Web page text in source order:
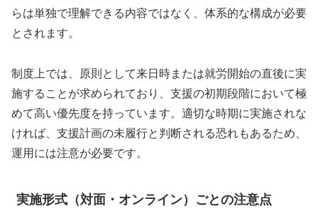
らは単独で理解できる内容ではなく、体系的な構成が必要
とされます。
制度上では、原則として来日時または就労開始の直後に実
施することが求められており、支援の初期段階において極
めて高い優先度を持っています。適切な時期に実施されな
ければ、支援計画の未履行と判断される恐れもあるため、
運用には注意が必要です。
実施形式（対面・オンライン）ごとの注意点